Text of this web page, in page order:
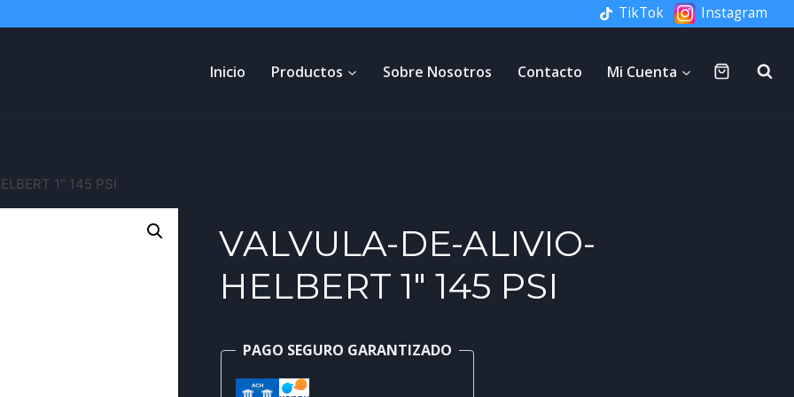
TikTok Instagram
Inicio Productos Sobre Nosotros Contacto Mi Cuenta
1″ 145 PSI
VALVULA-DE-ALIVIO-
HELBERT 1″ 145 PSI
PAGO SEGURO GARANTIZADO